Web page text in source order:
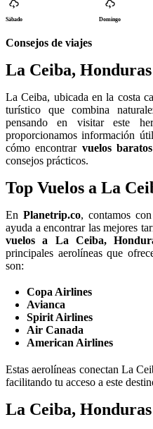
Sábado Domingo
Consejos de viajes
La Ceiba,
La Ceiba, ubicada en la costa
turístico que combina
pensando en visitar este
proporcionamos información
cómo encontrar vuelos
consejos prácticos.
Top Vuelos a La
EnPlanetrip.co, contamos
ayuda a encontrar las mejores
vuelos a La Ceiba,
principales aerolíneas que
son:
Copa Airlines
Avianca
Spirit Airlines
Air Canada
American Airlines
Estas aerolíneas conectan La
facilitando tu acceso a este
La Ceiba,